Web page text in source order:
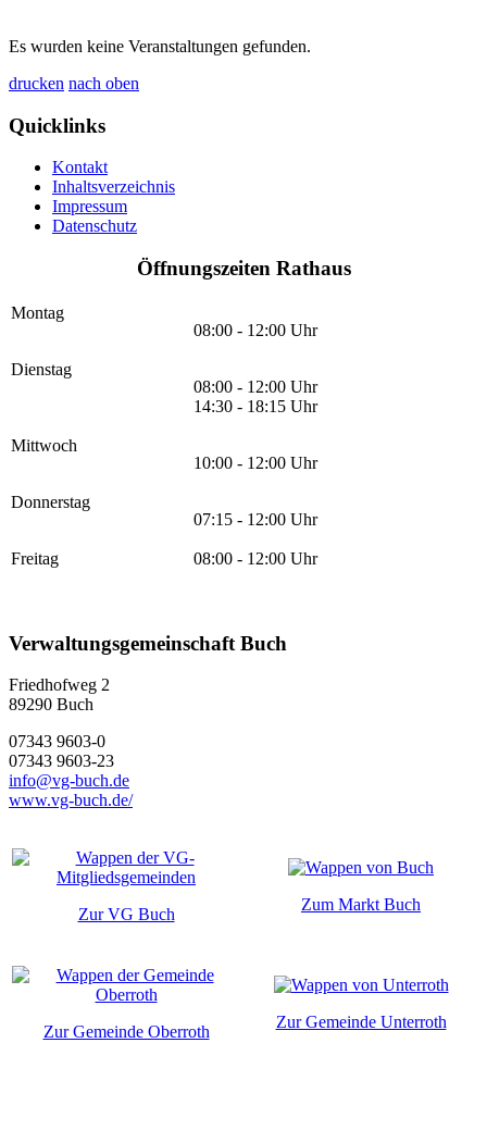
Es wurden keine Veranstaltungen gefunden.
drucken nach oben
Quicklinks
Kontakt
Inhaltsverzeichnis
Impressum
Datenschutz
Öffnungszeiten Rathaus
Montag
08:00 - 12:00 Uhr
Dienstag
08:00 - 12:00 Uhr
14:30 - 18:15 Uhr
Mittwoch
10:00 - 12:00 Uhr
Donnerstag
07:15 - 12:00 Uhr
Freitag 08:00 - 12:00 Uhr
Verwaltungsgemeinschaft Buch
Friedhofweg 2
89290 Buch
07343 9603-0
07343 9603-23
info@vg-buch.de
www.vg-buch.de/
Zur VG Buch
Zum Markt Buch
Zur Gemeinde Oberroth
Zur Gemeinde Unterroth